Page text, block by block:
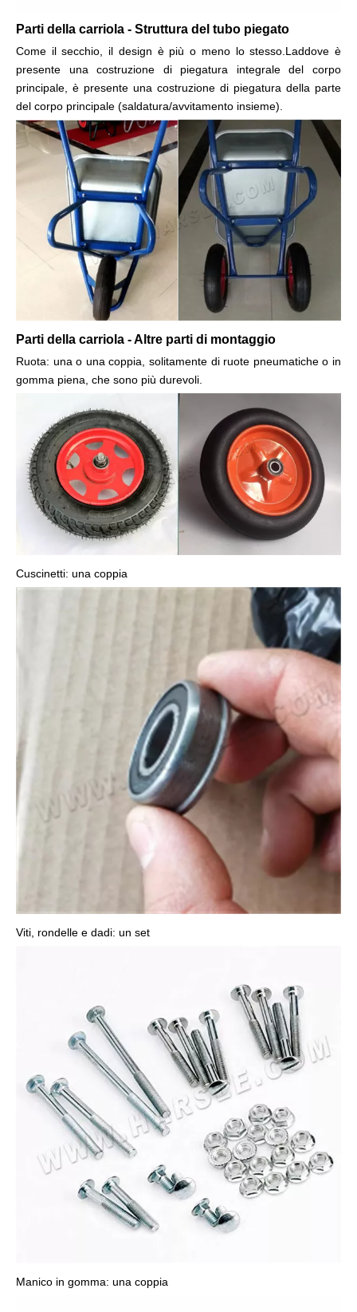
Parti della carriola - Struttura del tubo piegato
Come il secchio, il design è più o meno lo stesso.Laddove è
presente una costruzione di piegatura integrale del corpo
principale, è presente una costruzione di piegatura della parte
del corpo principale (saldatura/avvitamento insieme).
Parti della carriola - Altre parti di montaggio
Ruota: una o una coppia, solitamente di ruote pneumatiche o in
gomma piena, che sono più durevoli.
Cuscinetti: una coppia
Viti, rondelle e dadi: un set
Manico in gomma: una coppia